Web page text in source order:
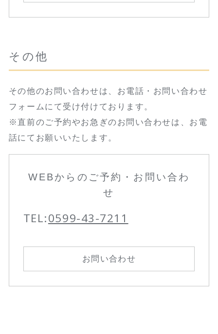
その他
その他のお問い合わせは、お電話・お問い合わせ
フォームにて受け付けております。
※直前のご予約やお急ぎのお問い合わせは、お電
話にてお願いいたします。
WEBからのご予約・お問い合わ
せ
TEL:0599-43-7211
お問い合わせ